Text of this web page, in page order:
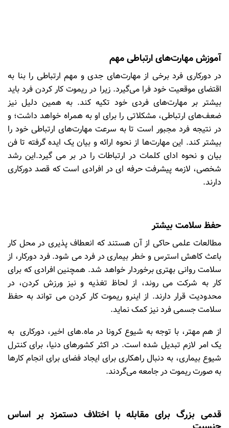
آموزش مهارت‌های ارتباطی مهم
در دورکاری فرد برخی از مهارت‌های جدی و مهم ارتباطی را بنا به
اقتضای موقعیت خود فرا می‌گیرد. زیرا در ریموت کار کردن فرد باید
بیشتر بر مهارت‌های فردی خود تکیه کند. به همین دلیل نیز
ضعف‌های ارتباطی، مشکلاتی را برای او به همراه خواهد داشت؛ و
در نتیجه فرد مجبور است تا به سرعت مهارت‌های ارتباطی خود را
بیشتر کند. این مهارت‌ها از نحوه ارائه و بیان یک ایده گرفته تا فن
بیان و نحوه ادای کلمات در ارتباطات را در بر می گیرد.این رشد
شخصی، لازمه پیشرفت حرفه ای در افرادی است که قصد دورکاری
دارند.
حفظ سلامت بیشتر
مطالعات علمی حاکی از آن هستند که انعطاف پذیری در محل کار
باعث کاهش استرس و خطر بیماری در فرد می شود. فرد دورکار، از
سلامت روانی بهتری برخوردار خواهد شد. همچنین افرادی که برای
کار به شرکت می روند، از لحاظ تغذیه و نیز ورزش کردن، در
محدودیت قرار دارند. از اینرو ریموت کار کردن می تواند به حفظ
سلامت جسمی فرد نیز کمک نماید.
از هم مهتر، با توجه به شیوع کرونا در ماه.های اخیر، دورکاری به
یک امر لازم تبدیل شده است. در اکثر کشورهای دنیا، برای کنترل
شیوع بیماری، به دنبال راهکاری برای ایجاد فضای برای انجام کارها
به صورت ریموت در جامعه می‌گردند.
قدمی بزرگ برای مقابله با اختلاف دستمزد بر اساس